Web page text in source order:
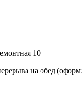
10
на обед